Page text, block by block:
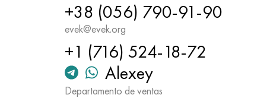
+38 (056) 790-91-90
evek@evek.org
+1 (716) 524-18-72
Alexey
Departamento de ventas